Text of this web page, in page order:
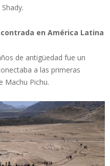
en América Latina
de antigüedad fue un
a las primeras
Machu Pichu.